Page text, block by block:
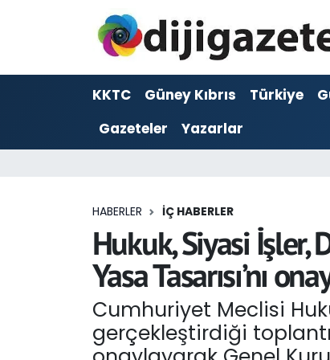
KKTC Güney Kıbrıs Türkiye
Gazeteler
Yazarlar
HABERLER İÇ HABERLER
Hukuk, Siyasi İşler,
Yasa Tasarısı’nı
Cumhuriyet Meclisi
gerçekleştirdiği
ADVERTORIAL
Dijigazete
Foto Galeri
Güncel
Hava Durumu
Trafik Durumu
Son Dakika Haberleri
Haber Arşivi